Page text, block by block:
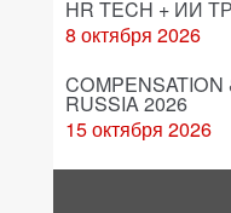
HR TECH + ИИ
8 октября 2026
RUSSIA 2026
15 октября 2026